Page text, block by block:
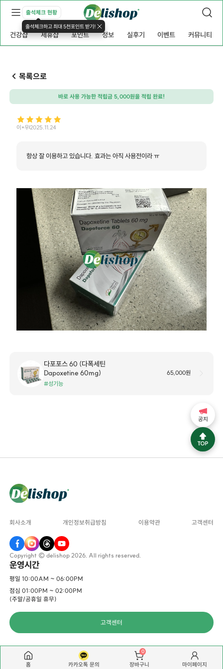
출석체크 현황
출석체크하고 최대 5천포인트 받기!
건강샵 제휴샵 포인트 정보 실후기 이벤트 커뮤니티
목록으로
바로 사용 가능한 적립금 5,000원을 적립 완료!
이*우2025.11.24
항상 잘 이용하고 있습니다. 효과는 아직 사용전이라 ㅠ
다포포스 60 (다폭세틴
Dapoxetine 60mg)
#성기능
65,000원
회사소개 개인정보취급방침 이용약관 고객센터
Copyright © delishop 2026. All rights reserved.
운영시간
평일 10:00AM ~ 06:00PM
점심 01:00PM ~ 02:00PM
(주말/공휴일 휴무)
고객센터
공지
홈 카카오톡 문의
0
장바구니 마이페이지